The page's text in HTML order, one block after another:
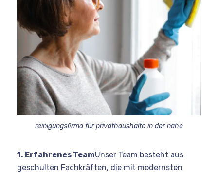
reinigungsfirma für privathaushalte in der nähe
1. Erfahrenes TeamUnser Team besteht aus
geschulten Fachkräften, die mit modernsten